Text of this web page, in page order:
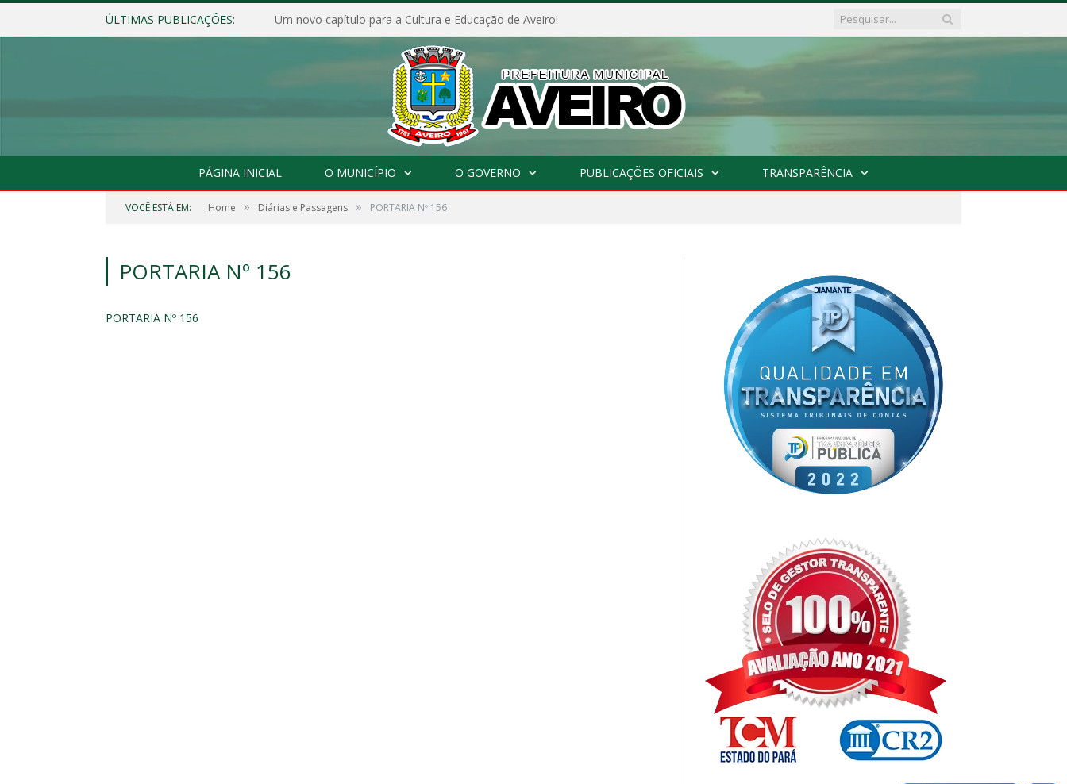
ÚLTIMAS PUBLICAÇÕES: Um novo capítulo para a Cultura e Educação de Aveiro!
PÁGINA INICIAL O MUNICÍPIO O GOVERNO PUBLICAÇÕES OFICIAIS TRANSPARÊNCIA
VOCÊ ESTÁ EM: Home » Diárias e Passagens » PORTARIA Nº 156
PORTARIA Nº 156
PORTARIA Nº 156